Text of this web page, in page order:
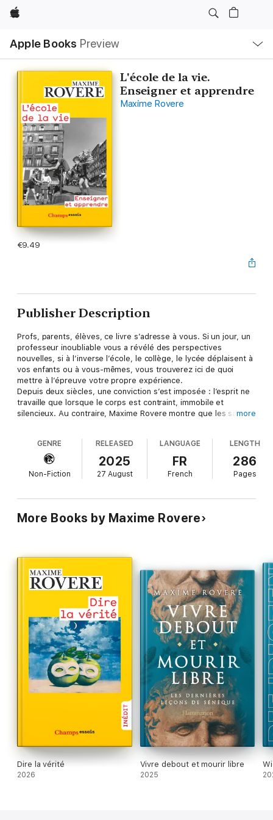
Apple
Apple Books Preview
Nav
Open
Menu
L'école de la vie.
Enseigner et apprendre
Maxime Rovere
€9.49
Publisher Description
Profs, parents, élèves, ce livre s’adresse à vous. Si un jour, un
professeur inoubliable vous a révélé des perspectives
nouvelles, si à l’inverse l’école, le collège, le lycée déplaisent à
vos enfants ou à vous-mêmes, vous trouverez ici de quoi
mettre à l’épreuve votre propre expérience.
Depuis deux siècles, une conviction s’est imposée : l’esprit ne
travaille que lorsque le corps est contraint, immobile et
silencieux. Au contraire, Maxime Rovere montre que les savoirs
circule dans les conflits comme dans les dialogues, qui nous
fait grandir. Étudier ne sert finalement qu’à une seule chose :
apprendre à interagir avec les autres.
Ce plaidoyer pour des savoirs passionnés redonne à
contextes leur profondeur et leur noblesse.
more
GENRE
Non-Fiction
RELEASED
2025
27 August
LANGUAGE
FR
French
LENGTH
286
Pages
More Books by Maxime Rovere
Dire la vérité
2026
Vivre debout et mourir libre
2025